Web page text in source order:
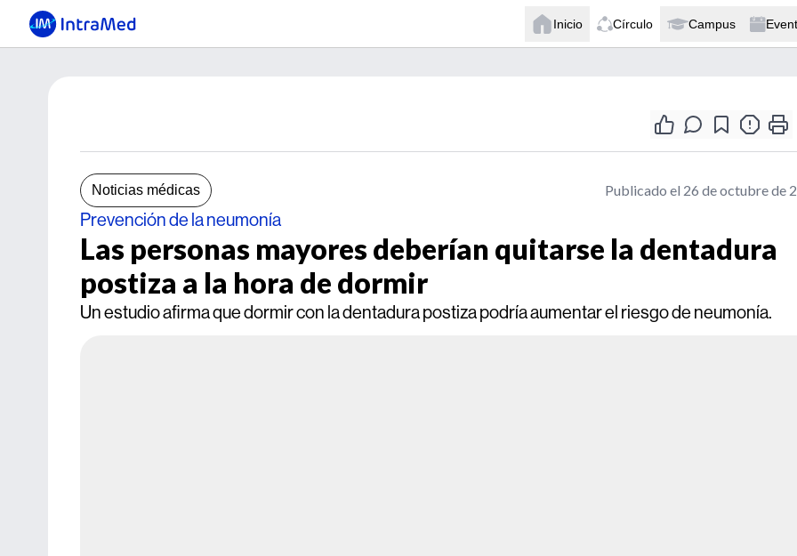
Inicio Círculo Campus
Noticias médicas Publicado el 26 de octubre de
Prevención de la neumonía
Las personas mayores deberían quitarse la dentadura
postiza a la hora de dormir
Un estudio afirma que dormir con la dentadura postiza podría aumentar el riesgo de neumonía.